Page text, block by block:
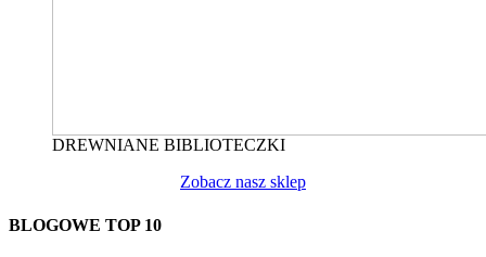
DREWNIANE BIBLIOTECZKI
Zobacz nasz sklep
BLOGOWE TOP 10